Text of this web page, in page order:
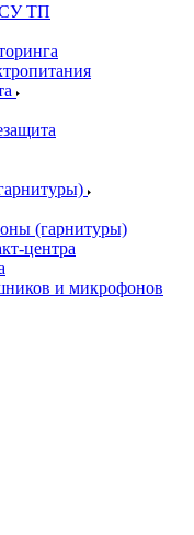
ТП
(гарнитуры)
центра
и микрофонов